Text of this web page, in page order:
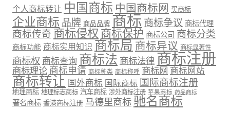
个人商标转让 中国商标 中国商标网 买商标
企业商标 品牌 商品品牌 商标 商标争议 商标代理
商标传奇 商标侵权 商标保护 商标公司 商标分类
商标功能 商标实用知识 商标局 商标异议 商标显著性
商标权 商标查询 商标法 商标法律 商标注册
商标理论 商标申请 商标种类 商标称呼 商标网 商标网站
商标转让 国外商标 国际商标 国际商标注册
地理商标 地理标志商标 汽车商标 涉外商标注册 苹果商标 药品商标
著名商标 香港商标注册 马德里商标 驰名商标